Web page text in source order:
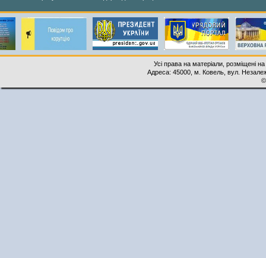
Усі права на матеріали, розміщені
Адреса: 45000, м. Ковель, вул.